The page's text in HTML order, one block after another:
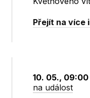
Přejít na více
10. 05., 09:00
na událost